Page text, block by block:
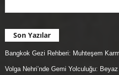
Son Yazılar
Bangkok Gezi Rehberi: Muhteşem
Volga Nehri’nde Gemi Yolculuğu: